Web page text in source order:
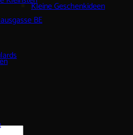
Kleine Geschenkideen
BE